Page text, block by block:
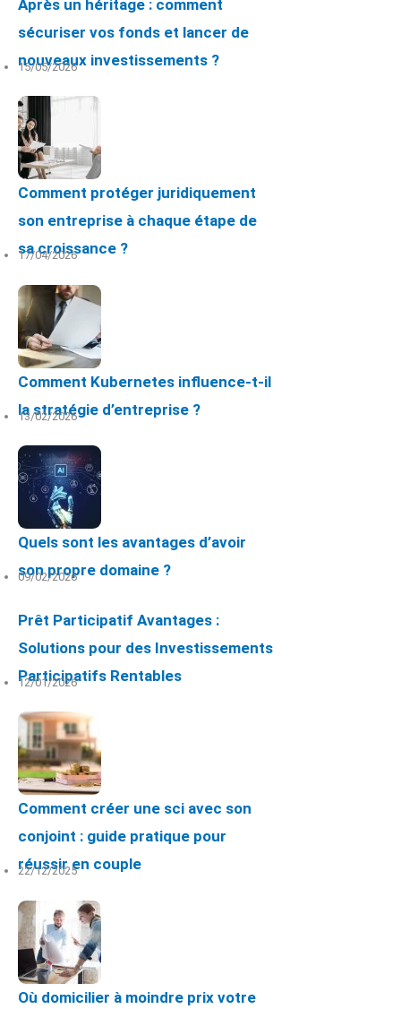
Après un héritage : comment
sécuriser vos fonds et lancer de
nouveaux investissements ?
15/05/2026
Comment protéger juridiquement
son entreprise à chaque étape de
sa croissance ?
17/04/2026
Comment Kubernetes influence-t-il
la stratégie d’entreprise ?
13/02/2026
Quels sont les avantages d’avoir
son propre domaine ?
09/02/2026
Prêt Participatif Avantages :
Solutions pour des Investissements
Participatifs Rentables
12/01/2026
Comment créer une sci avec son
conjoint : guide pratique pour
réussir en couple
22/12/2025
Où domicilier à moindre prix votre